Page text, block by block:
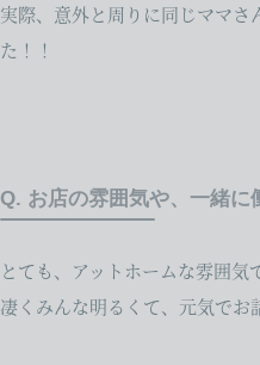
実際、意外と周りに同じママ
た！！
Q. お店の雰囲気や、一緒に
とても、アットホームな雰囲気
凄くみんな明るくて、元気で